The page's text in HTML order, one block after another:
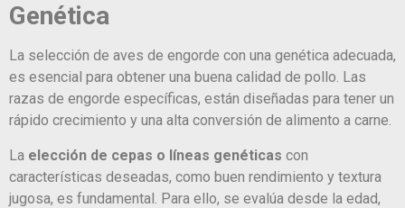
Genética
La selección de aves de engorde con una genética adecuada,
es esencial para obtener una buena calidad de pollo. Las
razas de engorde específicas, están diseñadas para tener un
rápido crecimiento y una alta conversión de alimento a carne.
La elección de cepas o líneas genéticas con
características deseadas, como buen rendimiento y textura
jugosa, es fundamental. Para ello, se evalúa desde la edad,